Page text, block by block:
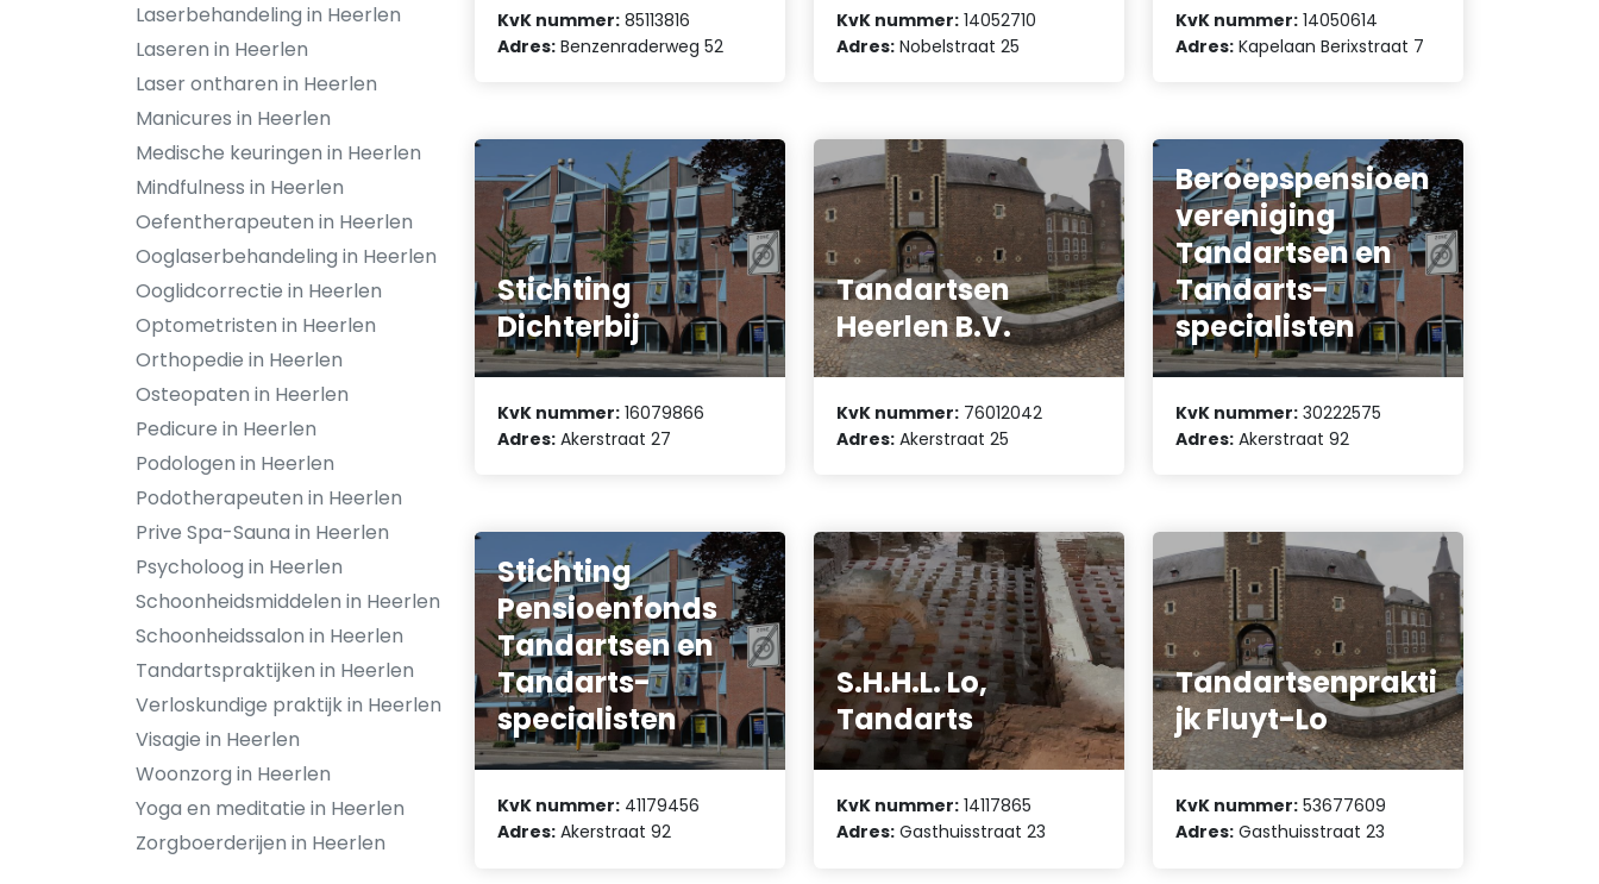
Laserbehandeling in Heerlen
Laseren in Heerlen
Laser ontharen in Heerlen
Manicures in Heerlen
Medische keuringen in Heerlen
Mindfulness in Heerlen
Oefentherapeuten in Heerlen
Ooglaserbehandeling in Heerlen
Ooglidcorrectie in Heerlen
Optometristen in Heerlen
Orthopedie in Heerlen
Osteopaten in Heerlen
Pedicure in Heerlen
Podologen in Heerlen
Podotherapeuten in Heerlen
Prive Spa-Sauna in Heerlen
Psycholoog in Heerlen
Schoonheidsmiddelen in Heerlen
Schoonheidssalon in Heerlen
Tandartspraktijken in Heerlen
Verloskundige praktijk in Heerlen
Visagie in Heerlen
Woonzorg in Heerlen
Yoga en meditatie in Heerlen
Zorgboerderijen in Heerlen
KvK nummer: 85113816
Adres: Benzenraderweg 52
KvK nummer: 14052710
Adres: Nobelstraat 25
KvK nummer: 14050614
Adres: Kapelaan Berixstraat 7
Stichting
Dichterbij
KvK nummer: 16079866
Adres: Akerstraat 27
Tandartsen
Heerlen B.V.
KvK nummer: 76012042
Adres: Akerstraat 25
Beroepspensioen
vereniging
Tandartsen en
Tandarts-
specialisten
KvK nummer: 30222575
Adres: Akerstraat 92
Stichting
Pensioenfonds
Tandartsen en
Tandarts-
specialisten
KvK nummer: 41179456
Adres: Akerstraat 92
S.H.H.L. Lo,
Tandarts
KvK nummer: 14117865
Adres: Gasthuisstraat 23
Tandartsenprakti
jk Fluyt-Lo
KvK nummer: 53677609
Adres: Gasthuisstraat 23